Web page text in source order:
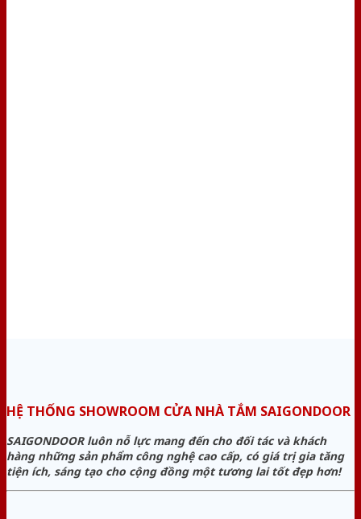
HỆ THỐNG SHOWROOM CỬA NHÀ TẮM SAIGONDOOR
SAIGONDOOR luôn nỗ lực mang đến cho đối tác và khách
hàng những sản phẩm công nghệ cao cấp, có giá trị gia tăng
tiện ích, sáng tạo cho cộng đồng một tương lai tốt đẹp hơn!